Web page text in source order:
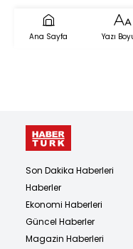
Ana Sayfa Yazı
Son Dakika Haberleri
Haberler
Ekonomi Haberleri
Güncel Haberler
Magazin Haberleri